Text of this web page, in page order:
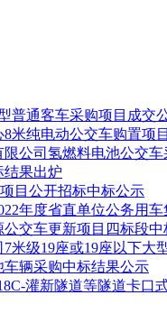
普通客车采购项目成交
米纯电动公交车购置项
公司氢燃料电池公交
结果出炉
目公开招标中标公示
年度省直单位公务用
交车更新项目四标段中
米级19座或19座以下大
辆采购中标结果公示
灌新隧道等隧道卡口